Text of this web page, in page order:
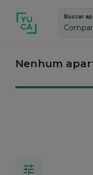
Buscar
Nenhum